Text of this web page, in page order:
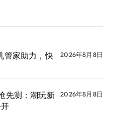
管家助力，快
2026年8月8日
先测：潮玩新
2026年8月8日